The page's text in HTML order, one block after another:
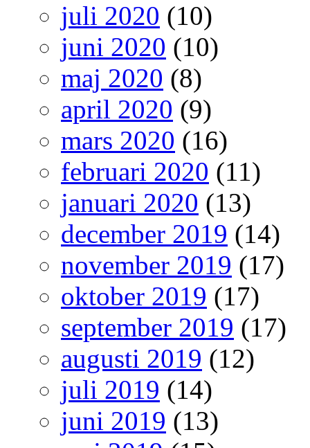
juli 2020 (10)
juni 2020 (10)
maj 2020 (8)
april 2020 (9)
mars 2020 (16)
februari 2020 (11)
januari 2020 (13)
december 2019 (14)
november 2019 (17)
oktober 2019 (17)
september 2019 (17)
augusti 2019 (12)
juli 2019 (14)
juni 2019 (13)